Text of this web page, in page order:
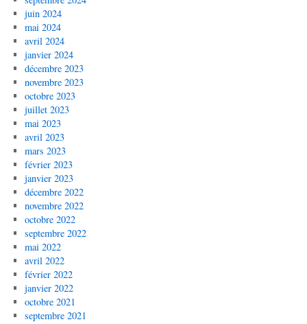
juin 2024
mai 2024
avril 2024
janvier 2024
décembre 2023
novembre 2023
octobre 2023
juillet 2023
mai 2023
avril 2023
mars 2023
février 2023
janvier 2023
décembre 2022
novembre 2022
octobre 2022
septembre 2022
mai 2022
avril 2022
février 2022
janvier 2022
octobre 2021
septembre 2021